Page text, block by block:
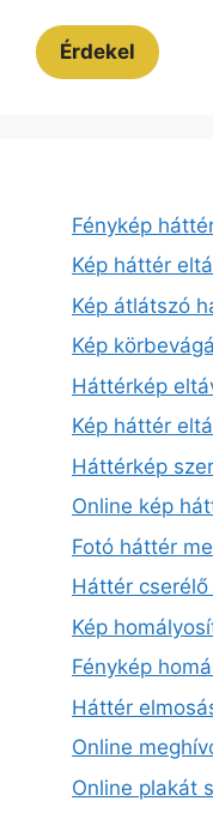
Érdekel
Fénykép
Kép háttér
Kép átlátszó
Kép
Háttérkép
Kép háttér
Háttérkép
Online kép
Fotó háttér
Háttér cserélő
Kép
Fénykép
Háttér
Online
Online plakát